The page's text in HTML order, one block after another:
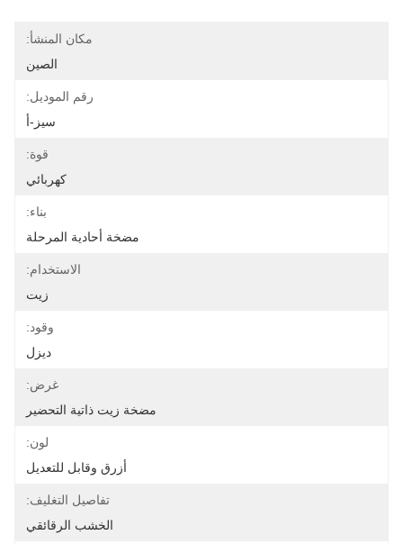
مكان المنشأ:
الصين
رقم الموديل:
سيز-أ
قوة:
كهربائي
بناء:
مضخة أحادية المرحلة
الاستخدام:
زيت
وقود:
ديزل
غرض:
مضخة زيت ذاتية التحضير
لون:
أزرق وقابل للتعديل
تفاصيل التغليف:
الخشب الرقائقي